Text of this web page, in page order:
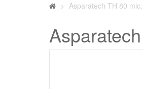
> Asparatech TH 80